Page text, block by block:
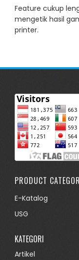
Feature cukup
mengetik hasil
printer.
PRODUCT
E-Katalog
USG
KATEGORI
Artikel